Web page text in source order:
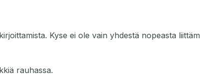
Kyse ei ole vain yhdestä nopeasta
rauhassa.